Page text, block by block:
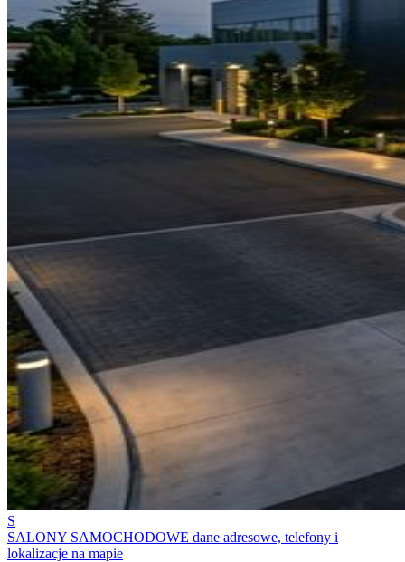
S
SALONY SAMOCHODOWE dane adresowe, telefony i
lokalizacje na mapie